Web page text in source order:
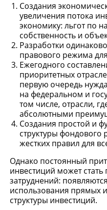
Создания
увеличения потока
экономику: льгот по
собственность и
Разработки
правового режима
Ежегодного
приоритетных
первую очередь
на федеральном и
том числе, отрасли,
абсолютными
Создания простой и
структуры
жестких правил для
Однако постоянный
инвестиций может
затруднений:
использования прямых
структуры инвестиций.